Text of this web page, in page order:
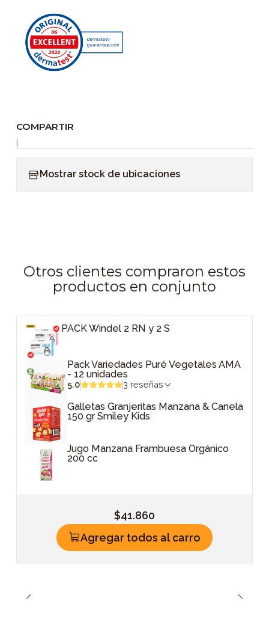
COMPARTIR
Mostrar stock de ubicaciones
Otros clientes compraron estos
productos en conjunto
PACK Windel 2 RN y 2 S
Pack Variedades Puré Vegetales AMA
- 12 unidades
5.0 3 reseñas
Galletas Granjeritas Manzana & Canela
150 gr Smiley Kids
Jugo Manzana Frambuesa Orgánico
200 cc
$41.860
Agregar todos al carro